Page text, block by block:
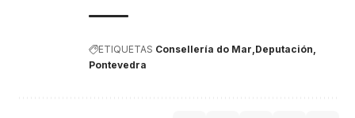
ETIQUETAS Consellería do Mar Deputación
Pontevedra